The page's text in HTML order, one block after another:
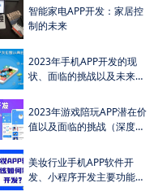
智能家电APP开发：家居控
制的未来
2023年手机APP开发的现
状、面临的挑战以及未来的
2023年游戏陪玩APP潜在价
值以及面临的挑战（深度解
美妆行业手机APP软件开
发、小程序开发主要功能介